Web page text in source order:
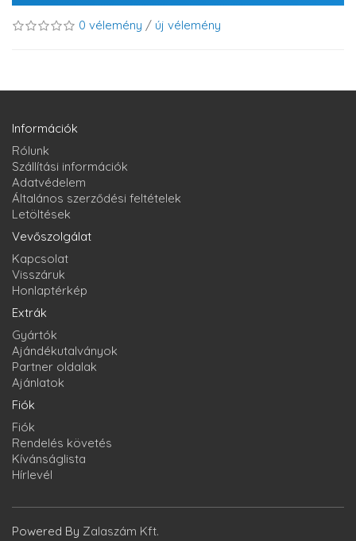
0 vélemény / új vélemény
Információk
Rólunk
Szállítási információk
Adatvédelem
Általános szerződési feltételek
Letöltések
Vevőszolgálat
Kapcsolat
Visszáruk
Honlaptérkép
Extrák
Gyártók
Ajándékutalványok
Partner oldalak
Ajánlatok
Fiók
Fiók
Rendelés követés
Kívánságlista
Hírlevél
Powered By Zalaszám Kft.